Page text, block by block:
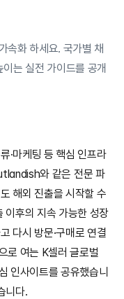
속화 하세요. 국가별 채
는 실전 가이드를 공개
·마케팅 등 핵심 인프라
와 같은 전문 파
해외 진출을 시작할 수
이후의 지속 가능한 성장
다시 방문·구매로 연결
로 여는 K셀러 글로벌
인사이트를 공유했습니
니다.